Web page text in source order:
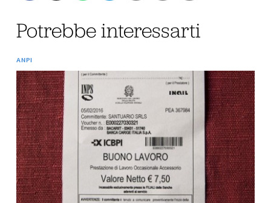
Potrebbe interessarti
ANPI